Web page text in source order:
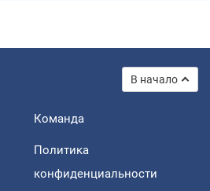
В начало
Команда
Политика
конфиденциальности